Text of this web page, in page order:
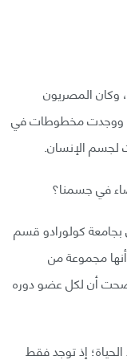
وكان المصريون
ووجدت مخطوطات في
لجسم الإنسان.
في جسمنا؟
كولورادو قسم
مجموعة من
أن لكل عضو دوره
إذ توجد فقط